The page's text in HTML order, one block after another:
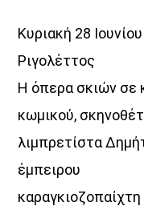
Κυριακή 28
Ριγολέττος
Η όπερα σκιών σε
κωμικού,
λιμπρετίστα
έμπειρου